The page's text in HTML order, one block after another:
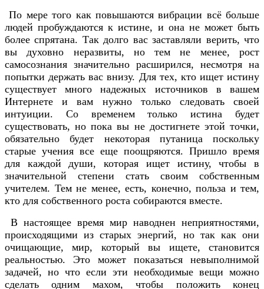
По мере того как повышаются вибрации всё больше
людей пробуждаются к истине, и она не может быть
более спрятана. Так долго вас заставляли верить, что
вы духовно неразвиты, но тем не менее, рост
самосознания значительно расширился, несмотря на
попытки держать вас внизу. Для тех, кто ищет истину
существует много надежных источников в вашем
Интернете и вам нужно только следовать своей
интуиции. Со временем только истина будет
существовать, но пока вы не достигнете этой точки,
обязательно будет некоторая путаница поскольку
старые учения все еще поощряются. Пришло время
для каждой души, которая ищет истину, чтобы в
значительной степени стать своим собственным
учителем. Тем не менее, есть, конечно, польза и тем,
кто для собственного роста собираются вместе.
В настоящее время мир наводнен неприятностями,
происходящими из старых энергий, но так как они
очищающие, мир, который вы ищете, становится
реальностью. Это может показаться невыполнимой
задачей, но что если эти необходимые вещи можно
сделать одним махом, чтобы положить конец